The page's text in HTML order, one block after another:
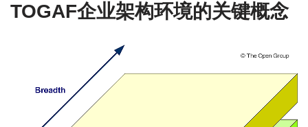
TOGAF企业架构环境的关键概念